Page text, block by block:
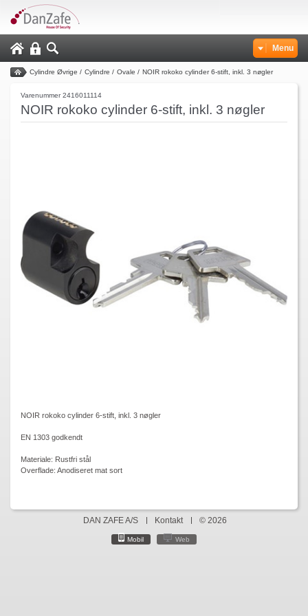
Menu
Cylindre Øvrige / Cylindre / Ovale / NOIR rokoko cylinder 6-stift, inkl. 3 nøgler
Varenummer 2416011114
NOIR rokoko cylinder 6-stift, inkl. 3 nøgler
NOIR rokoko cylinder 6-stift, inkl. 3 nøgler
EN 1303 godkendt
Materiale: Rustfri stål
Overflade: Anodiseret mat sort
DAN ZAFE A/S Kontakt © 2026
Mobil Web